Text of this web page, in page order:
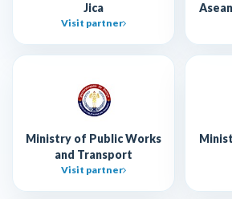
Jica
Visit partner
Ministry of Public Works
and Transport
Visit partner